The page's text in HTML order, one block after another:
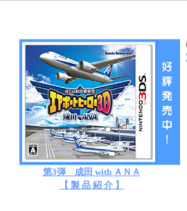
第3弾 成田 with ＡＮＡ
【 製 品 紹 介 】